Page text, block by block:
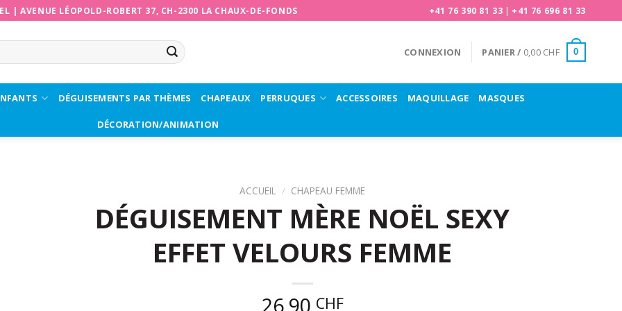
|AVENUE LÉOPOLD-ROBERT 37, CH-2300 LA CHAUX-DE-FONDS +41 76 390 81 33 | +41 76 696 81 33
CONNEXION PANIER / 0,00 CHF 0
DÉGUISEMENTS PAR THÈMES CHAPEAUX PERRUQUES ACCESSOIRES MAQUILLAGE MASQUES
DÉCORATION/ANIMATION
ACCUEIL / CHAPEAU FEMME
DÉGUISEMENT MÈRE NOËL SEXY
EFFET VELOURS FEMME
26,90 CHF